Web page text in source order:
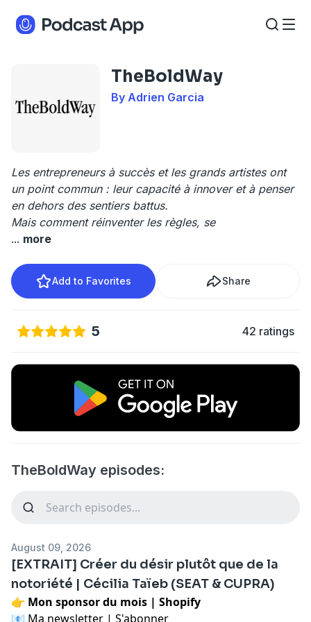
TheBoldWay
By Adrien Garcia
Les entrepreneurs à succès et les grands artistes ont
un point commun : leur capacité à innover et à penser
en dehors des sentiers battus.
Mais comment réinventer les règles, se
... more
Add to Favorites Share
5 42 ratings
TheBoldWay episodes:
August 09, 2026
[EXTRAIT] Créer du désir plutôt que de la
notoriété | Cécilia Taïeb (SEAT & CUPRA)
👉 Mon sponsor du mois | Shopify
📧 Ma newsletter | S'abonner